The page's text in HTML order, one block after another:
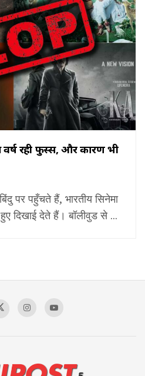
रही फुस्स, और कारण भी
पर पहुँचते हैं, भारतीय सिनेमा
दिखाई देते हैं। बॉलीवुड से ...